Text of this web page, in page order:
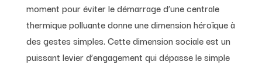
moment pour éviter le démarrage d’une centrale
thermique polluante donne une dimension héroïque à
des gestes simples. Cette dimension sociale est un
puissant levier d’engagement qui dépasse le simple